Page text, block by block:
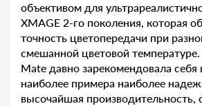
объективом для
XMAGE 2-го поколения, которая
точность цветопередачи при
смешанной цветовой
Mate давно зарекомендовала себя
наиболее примера наиболее
высочайшая производительность,